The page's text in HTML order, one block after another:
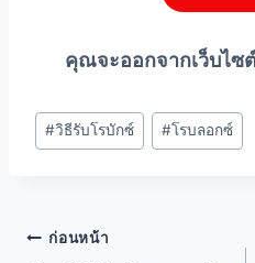
คุณจะออกจากเว็บไ
#วิธีรับโรบักซ์ #โรบลอกซ์
ก่อนหน้า